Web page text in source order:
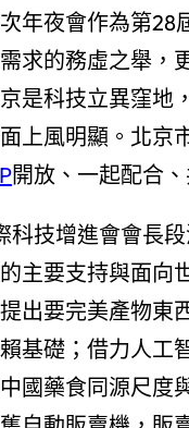
年夜會作為第
求的務虛之舉，
是科技立異窪地
上風明顯。北京
開放、一起配合
科技增進會會長
主要支持與面向
出要完美產物東
基礎；借力人工
國藥食同源尺度